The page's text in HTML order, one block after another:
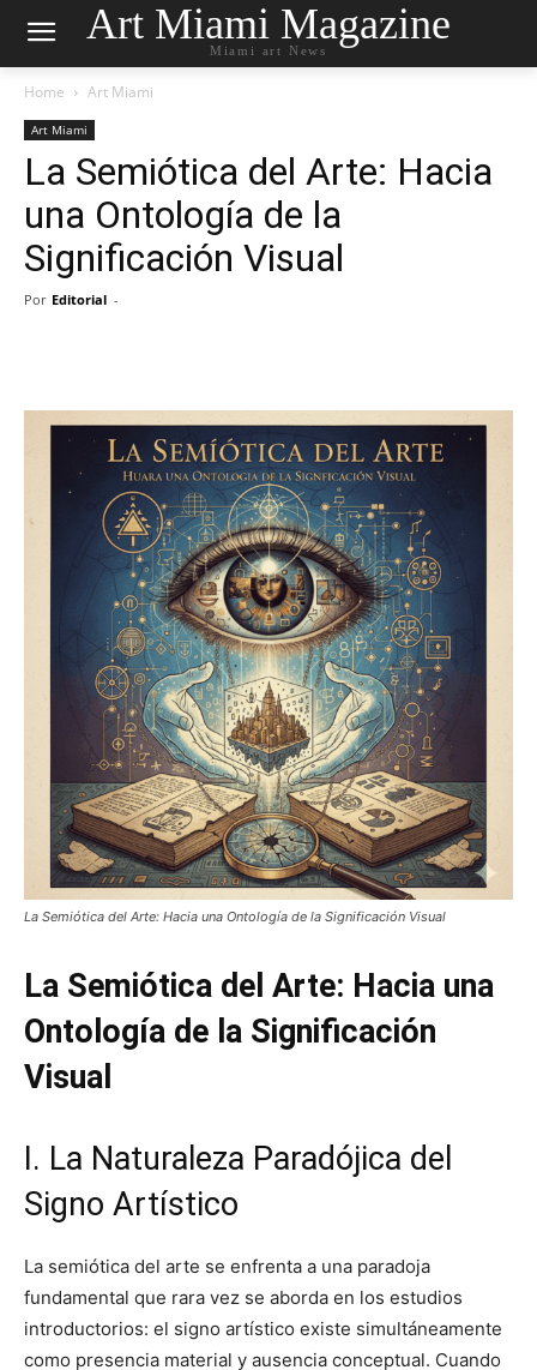
Art Miami Magazine
Miami art News
Home Art Miami
Art Miami
La Semiótica del Arte: Hacia
una Ontología de la
Significación Visual
Por Editorial -
La Semiótica del Arte: Hacia una Ontología de la Significación Visual
La Semiótica del Arte: Hacia una
Ontología de la Significación
Visual
I. La Naturaleza Paradójica del
Signo Artístico
La semiótica del arte se enfrenta a una paradoja
fundamental que rara vez se aborda en los estudios
introductorios: el signo artístico existe simultáneamente
como presencia material y ausencia conceptual. Cuando